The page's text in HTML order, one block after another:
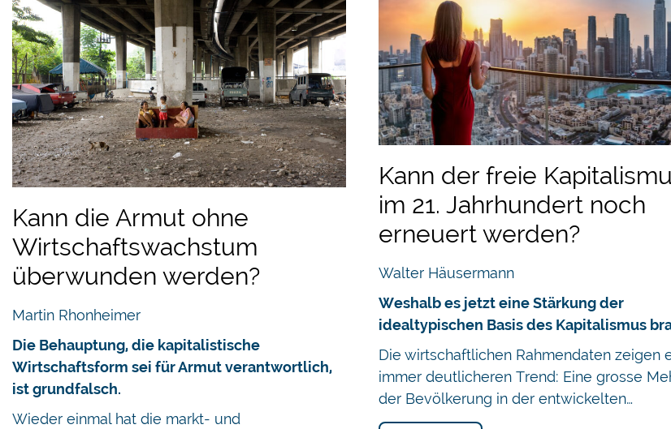
Kann die Armut ohne
Wirtschaftswachstum
überwunden werden?
Martin Rhonheimer
Die Behauptung, die kapitalistische
Wirtschaftsform sei für Armut verantwortlich,
ist grundfalsch.
Wieder einmal hat die markt- und
Kann der freie
im 21. Jahrhundert noch
erneuert werden?
Walter Häusermann
Weshalb es jetzt eine Stärkung der
idealtypischen Basis des Kapitalismus
Die wirtschaftlichen Rahmendaten zeigen
immer deutlicheren Trend: Eine grosse
der Bevölkerung in der entwickelten…